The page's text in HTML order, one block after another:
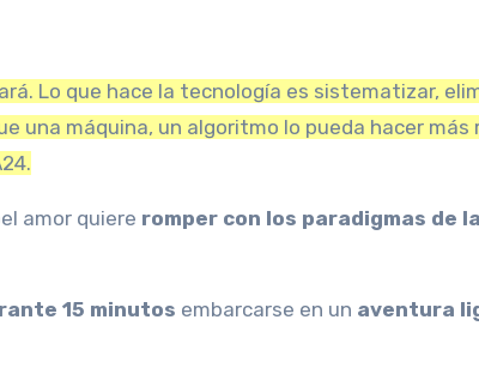
Lo que hace la tecnología es sistematizar,
una máquina, un algoritmo lo pueda hacer más
el amor quiere romper con los paradigmas de
15 minutos embarcarse en un aventura